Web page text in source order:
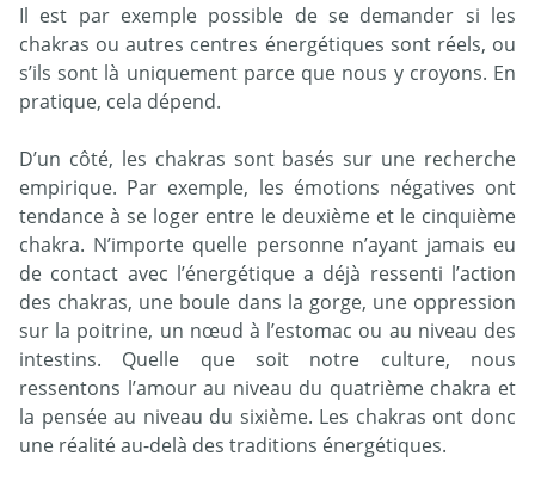
Il est par exemple possible de se demander si les
chakras ou autres centres énergétiques sont réels, ou
s’ils sont là uniquement parce que nous y croyons. En
pratique, cela dépend.
D’un côté, les chakras sont basés sur une recherche
empirique. Par exemple, les émotions négatives ont
tendance à se loger entre le deuxième et le cinquième
chakra. N’importe quelle personne n’ayant jamais eu
de contact avec l’énergétique a déjà ressenti l’action
des chakras, une boule dans la gorge, une oppression
sur la poitrine, un nœud à l’estomac ou au niveau des
intestins. Quelle que soit notre culture, nous
ressentons l’amour au niveau du quatrième chakra et
la pensée au niveau du sixième. Les chakras ont donc
une réalité au-delà des traditions énergétiques.